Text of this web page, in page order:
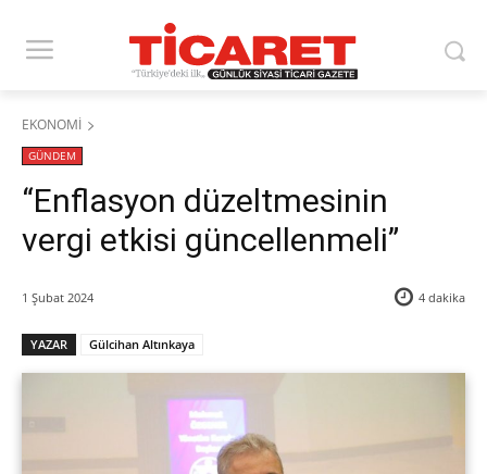
EKONOMİ
GÜNDEM
“Enflasyon düzeltmesinin
vergi etkisi güncellenmeli”
1 Şubat 2024 4 dakika
YAZAR Gülcihan Altınkaya